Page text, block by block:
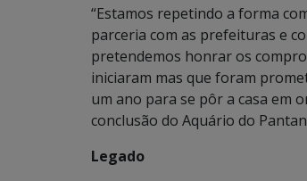
“Estamos repetindo a forma
parceria com as prefeituras e
pretendemos honrar os
iniciaram mas que foram
um ano para se pôr a casa em
conclusão do Aquário do
Legado